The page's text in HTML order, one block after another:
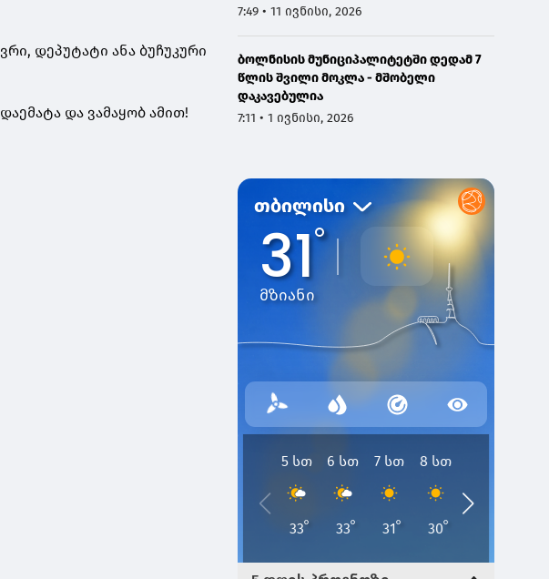
დეპუტატი ანა ბუჩუკური
და ვამაყობ ამით!
7:49 • 11 ივნისი, 2026
ბოლნისის მუნიციპალიტეტში დედამ 7
წლის შვილი მოკლა - მშობელი
დაკავებულია
7:11 • 1 ივნისი, 2026